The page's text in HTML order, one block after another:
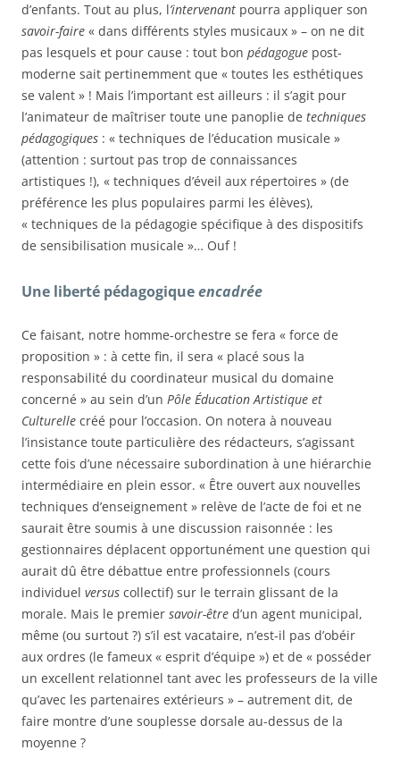
d’enfants. Tout au plus, l’intervenant pourra appliquer son
savoir-faire « dans différents styles musicaux » – on ne dit
pas lesquels et pour cause : tout bon pédagogue post-
moderne sait pertinemment que « toutes les esthétiques
se valent » ! Mais l’important est ailleurs : il s’agit pour
l’animateur de maîtriser toute une panoplie de techniques
pédagogiques : « techniques de l’éducation musicale »
(attention : surtout pas trop de connaissances
artistiques !), « techniques d’éveil aux répertoires » (de
préférence les plus populaires parmi les élèves),
« techniques de la pédagogie spécifique à des dispositifs
de sensibilisation musicale »… Ouf !
Une liberté pédagogiqueencadrée
Ce faisant, notre homme-orchestre se fera « force de
proposition » : à cette fin, il sera « placé sous la
responsabilité du coordinateur musical du domaine
concerné » au sein d’un Pôle Éducation Artistique et
Culturelle créé pour l’occasion. On notera à nouveau
l’insistance toute particulière des rédacteurs, s’agissant
cette fois d’une nécessaire subordination à une hiérarchie
intermédiaire en plein essor. « Être ouvert aux nouvelles
techniques d’enseignement » relève de l’acte de foi et ne
saurait être soumis à une discussion raisonnée : les
gestionnaires déplacent opportunément une question qui
aurait dû être débattue entre professionnels (cours
individuel versus collectif) sur le terrain glissant de la
morale. Mais le premier savoir-être d’un agent municipal,
même (ou surtout ?) s’il est vacataire, n’est-il pas d’obéir
aux ordres (le fameux « esprit d’équipe ») et de « posséder
un excellent relationnel tant avec les professeurs de la ville
qu’avec les partenaires extérieurs » – autrement dit, de
faire montre d’une souplesse dorsale au-dessus de la
moyenne ?